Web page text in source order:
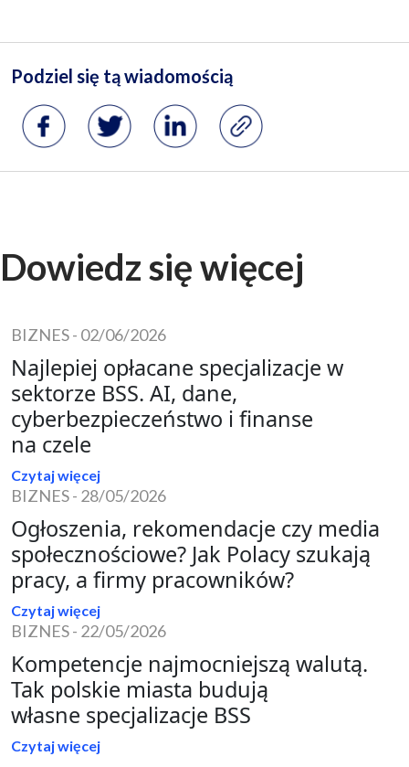
Dowiedz się więcej
BIZNES- 02/06/2026
Najlepiej opłacane specjalizacje w
sektorze BSS. AI, dane,
cyberbezpieczeństwo i finanse
na czele
Czytaj więcej
BIZNES- 28/05/2026
Ogłoszenia, rekomendacje czy media
społecznościowe? Jak Polacy szukają
pracy, a firmy pracowników?
Czytaj więcej
BIZNES- 22/05/2026
Kompetencje najmocniejszą walutą.
Tak polskie miasta budują
własne specjalizacje BSS
Czytaj więcej